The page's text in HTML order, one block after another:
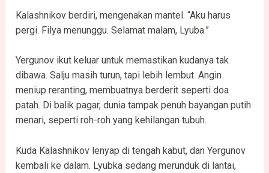
Kalashnikov berdiri, mengenakan mantel. “Aku harus
pergi. Filya menunggu. Selamat malam, Lyuba.”
Yergunov ikut keluar untuk memastikan kudanya tak
dibawa. Salju masih turun, tapi lebih lembut. Angin
meniup reranting, membuatnya berderit seperti doa
patah. Di balik pagar, dunia tampak penuh bayangan putih
menari, seperti roh-roh yang kehilangan tubuh.
Kuda Kalashnikov lenyap di tengah kabut, dan Yergunov
kembali ke dalam. Lyubka sedang merunduk di lantai,